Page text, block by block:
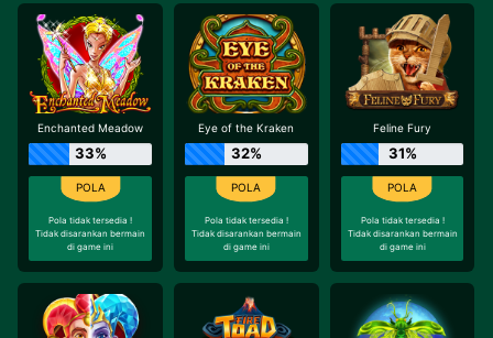
Enchanted Meadow
33%
Pola tidak tersedia !
Tidak disarankan bermain
di game ini
Eye of the Kraken
32%
Pola tidak tersedia !
Tidak disarankan bermain
di game ini
Feline Fury
31%
Pola tidak tersedia !
Tidak disarankan bermain
di game ini